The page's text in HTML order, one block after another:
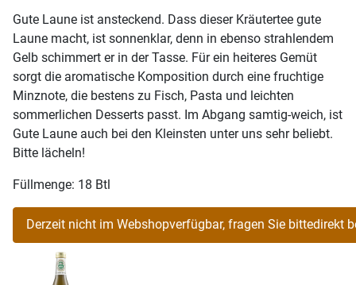
Gute Laune ist ansteckend. Dass dieser Kräutertee gute
Laune macht, ist sonnenklar, denn in ebenso strahlendem
Gelb schimmert er in der Tasse. Für ein heiteres Gemüt
sorgt die aromatische Komposition durch eine fruchtige
Minznote, die bestens zu Fisch, Pasta und leichten
sommerlichen Desserts passt. Im Abgang samtig-weich, ist
Gute Laune auch bei den Kleinsten unter uns sehr beliebt.
Bitte lächeln!
Füllmenge: 18 Btl